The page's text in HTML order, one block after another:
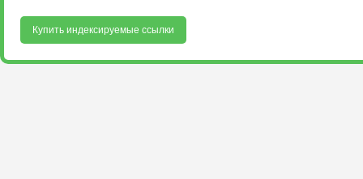
Купить индексируемые ссылки